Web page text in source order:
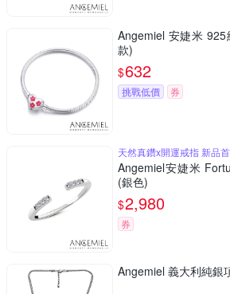
Angemiel 安婕米
款)
$632
挑戰低價 券
天然真鑽x開運戒指 新品
Angemiel安婕米
(銀色)
$2,980
券
Angemiel 義大利純銀